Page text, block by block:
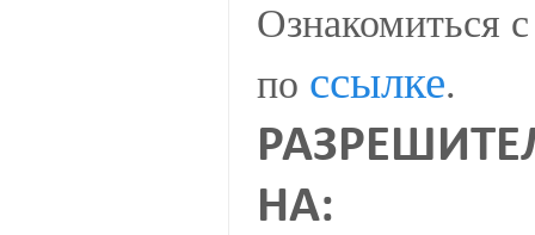
Ознакомиться
по ссылке.
НА: